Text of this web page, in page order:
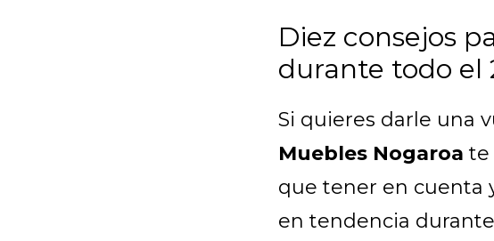
Diez consejos
durante todo el
Si quieres darle una
Muebles Nogaroa te
que tener en cuenta
en tendencia